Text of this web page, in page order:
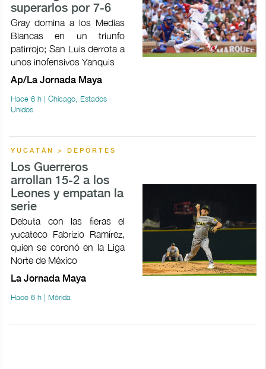
superarlos por 7-6
Gray domina a los Medias
Blancas en un triunfo
patirrojo; San Luis derrota a
unos inofensivos Yanquis
Ap/La Jornada Maya
Hace 6 h | Chicago, Estados
Unidos
YUCATÁN > DEPORTES
Los Guerreros
arrollan 15-2 a los
Leones y empatan la
serie
Debuta con las fieras el
yucateco Fabrizio Ramírez,
quien se coronó en la Liga
Norte de México
La Jornada Maya
Hace 6 h | Mérida